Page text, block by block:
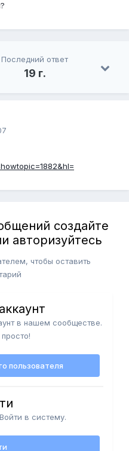
Последний ответ
19 г.
создайте
авторизуйтесь
чтобы оставить
в нашем сообществе.
пользователя
в систему.